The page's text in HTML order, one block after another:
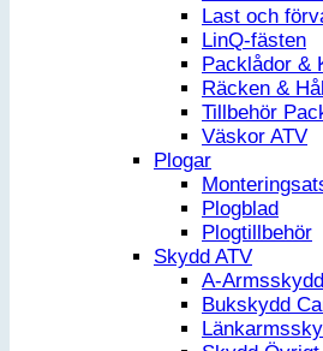
Last och
LinQ-fästen
Packlådor &
Räcken &
Tillbehör
Väskor ATV
Plogar
Plogblad
Plogtillbehör
Skydd ATV
A-
Bukskydd